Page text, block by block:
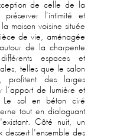
de celle de la
l’intimité et
la maison voisine située
de vie, aménagée
de la charpente
espaces et
telles que le salon
des larges
l’apport de lumière et
Le sol en béton ciré
tout en dialoguant
Côté nuit, un
dessert l'ensemble des